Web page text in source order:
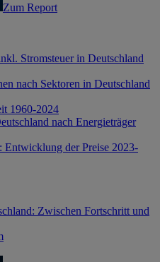
Zum Report
Stromsteuer in Deutschland
nach Sektoren in Deutschland
1960-2024
nach Energieträger
Entwicklung der Preise 2023-
Zwischen Fortschritt und